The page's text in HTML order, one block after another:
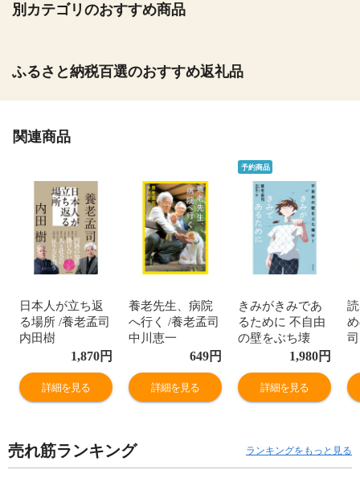
別カテゴリのおすすめ商品
ふるさと納税百選のおすすめ返礼品
関連商品
日本人が立ち返
る場所 /養老孟司
内田樹
1,870円
詳細を見る
養老先生、病院
へ行く /養老孟司
中川恵一
649円
詳細を見る
予約商品
きみがきみであ
るために 不自由
の壁をぶち壊
せ！ /養老孟司
﨑野隆一郎
1,980円
詳細を見る
司
売れ筋ランキング ランキングをもっと見る